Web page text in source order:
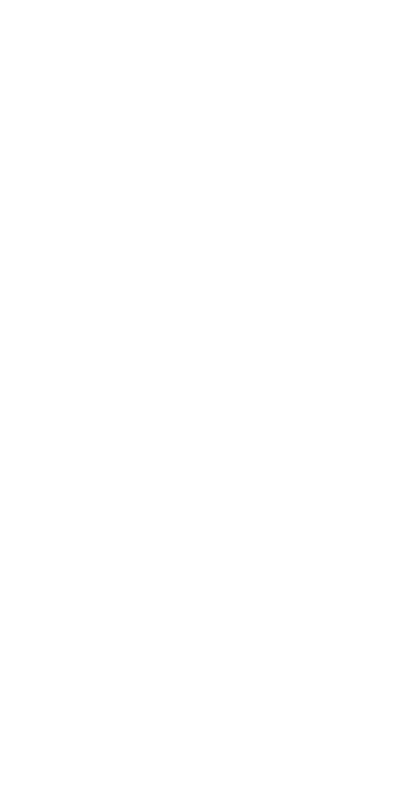
= -1
1 \\ 1 \end{pmatrix} , v_2 = \begin{pmatrix} 1 \\
1 \\ 1 & 1 \end{pmatrix} \begin{pmatrix} -3
\frac{1}{2}\begin{pmatrix} -1 & 1 \\ 1 & 1
\lambda + 2)
= a+2
1 \\ 1 \end{pmatrix} , v_2 = \begin{pmatrix} 0 \\
1 & 0 \\ -1 & 0 \end{pmatrix} +